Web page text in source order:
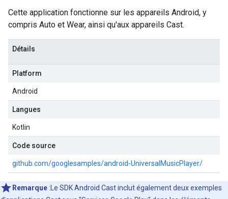
Cette application fonctionne sur les appareils Android, y
compris Auto et Wear, ainsi qu'aux appareils Cast.
Détails
Platform
Android
Langues
Kotlin
Code source
github.com/googlesamples/android-UniversalMusicPlayer/
Remarque :Le SDK Android Cast inclut également deux exemples